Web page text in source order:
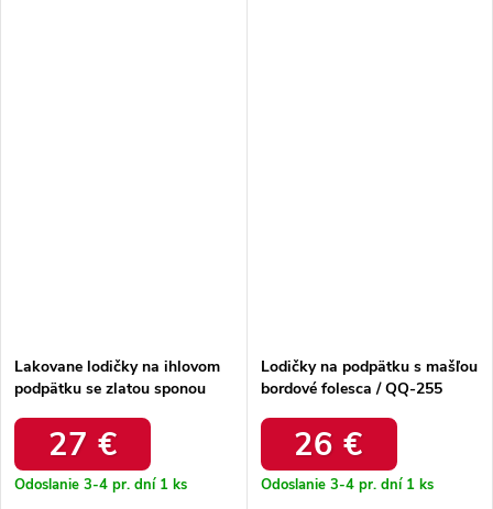
Lakovane lodičky na ihlovom
podpätku se zlatou sponou
RED
27 €
Odoslanie 3-4 pr. dní 1 ks
Lodičky na podpätku s mašľou
bordové folesca / QQ-255
26 €
Odoslanie 3-4 pr. dní 1 ks